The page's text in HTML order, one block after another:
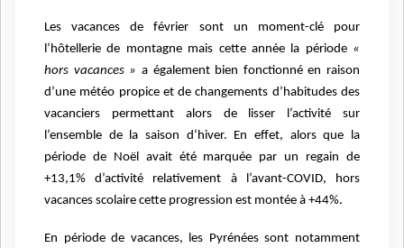
Les vacances de février sont un moment-clé pour
l’hôtellerie de montagne mais cette année la période «
hors vacances » a également bien fonctionné en raison
d’une météo propice et de changements d’habitudes des
vacanciers permettant alors de lisser l’activité sur
l’ensemble de la saison d’hiver. En effet, alors que la
période de Noël avait été marquée par un regain de
+13,1% d’activité relativement à l’avant-COVID, hors
vacances scolaire cette progression est montée à +44%.
En période de vacances, les Pyrénées sont notamment